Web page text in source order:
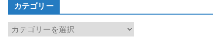
カテゴリー
カ
テ